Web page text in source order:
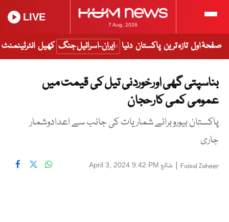
7 Aug, 2026
LIVE
صفحۂ اول تازہ ترین پاکستان دنیا ایران-اسرائیل جنگ کھیل انٹرٹینمنٹ
بناسپتی گھی اورخوردنی تیل کی قیمت میں
عمومی کمی کارحجان
پاکستان بیوروبرائے شماریات کی جانب سے اعدادوشمار
جاری
Faisal Zaheer
| شائع April 3, 2024 9:42 PM